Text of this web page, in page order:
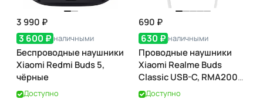
3 990 ₽
3 600 ₽ наличными
Беспроводные наушники
Xiaomi Redmi Buds 5,
чёрные
Доступно
690 ₽
630 ₽ наличными
Проводные наушники
Xiaomi Realme Buds
Classic USB-C, RMA2005,
белые
Доступно